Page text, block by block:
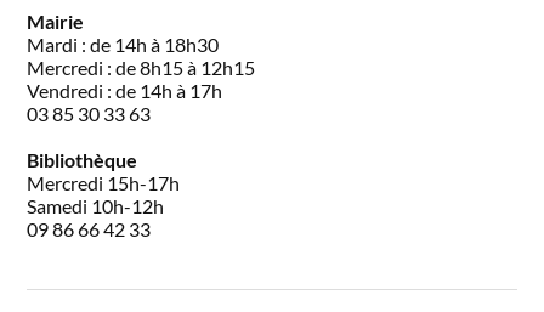
Mairie
Mardi : de 14h à 18h30
Mercredi : de 8h15 à 12h15
Vendredi : de 14h à 17h
03 85 30 33 63
Bibliothèque
Mercredi 15h-17h
Samedi 10h-12h
09 86 66 42 33